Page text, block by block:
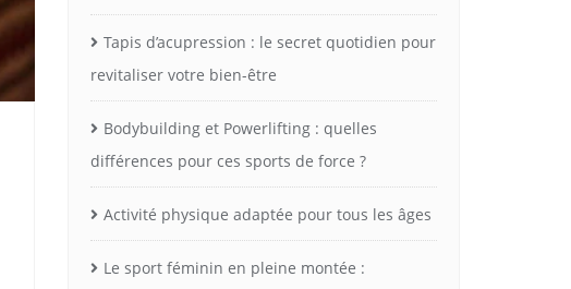
Tapis d’acupression : le secret quotidien pour
revitaliser votre bien-être
Bodybuilding et Powerlifting : quelles
différences pour ces sports de force ?
Activité physique adaptée pour tous les âges
Le sport féminin en pleine montée :